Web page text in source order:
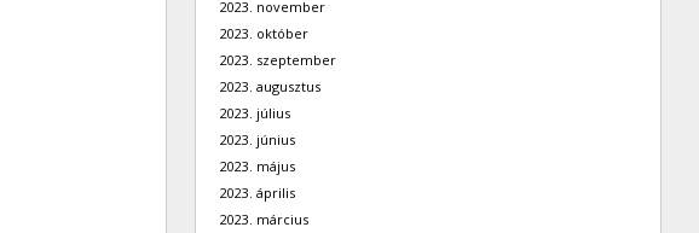
2023. november
2023. október
2023. szeptember
2023. augusztus
2023. július
2023. június
2023. május
2023. április
2023. március